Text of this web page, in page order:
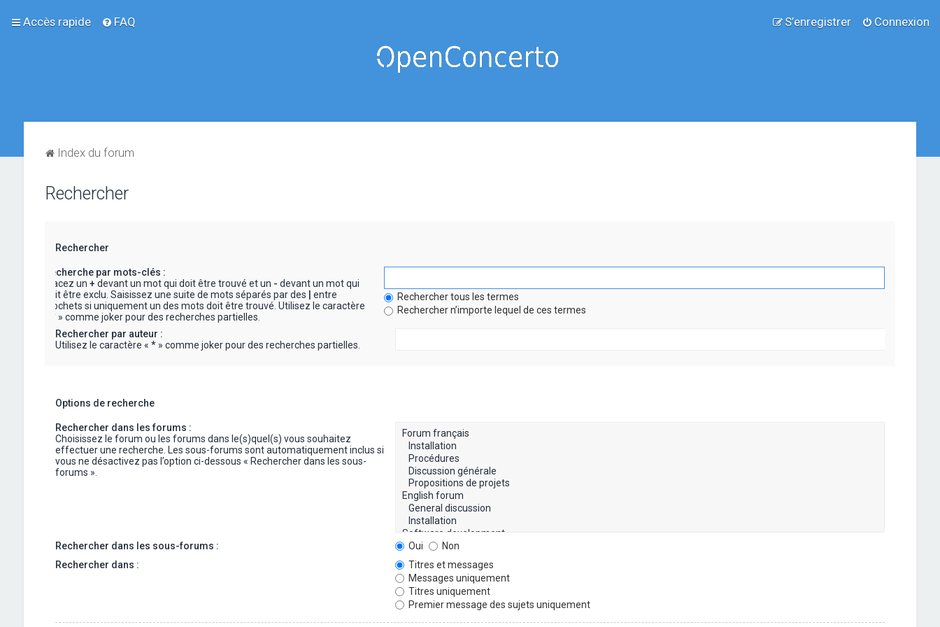
Accès rapide FAQ Connexion
S’enregistrer
Index du forum
Rechercher
Rechercher
Recherche par mots-clés :
Placez un + devant un mot qui doit être trouvé et un - devant un mot qui
doit être exclu. Saisissez une suite de mots séparés par des
entre
crochets si uniquement un des mots doit être trouvé. Utilisez le caractère
« * » comme joker pour des recherches partielles.
Rechercher tous les termes
Rechercher n’importe lequel de ces termes
Rechercher par auteur :
Utilisez le caractère « * » comme joker pour des recherches partielles.
Options de recherche
Rechercher dans les forums :
Choisissez le forum ou les forums dans le(s)quel(s) vous souhaitez
effectuer une recherche. Les sous-forums sont automatiquement inclus si
vous ne désactivez pas l’option ci-dessous « Rechercher dans les sous-
forums ».
Rechercher dans les sous-forums : Oui
Non
Rechercher dans :
Titres et messages
Messages uniquement
Titres uniquement
Premier message des sujets uniquement